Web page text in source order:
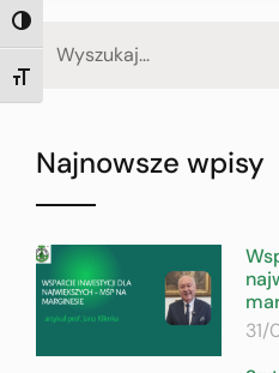
TOGGLE HIGH CONTRAST
TOGGLE FONT SIZE
Najnowsze wpisy
31/